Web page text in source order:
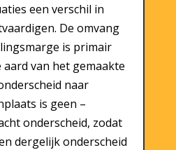
een verschil in
De omvang
is primair
van het gemaakte
naar
is geen –
onderscheid, zodat
dergelijk onderscheid